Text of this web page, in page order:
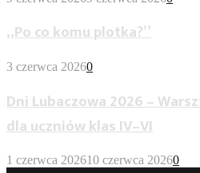
„Po co komu plotka?”
3 czerwca 20260
Dni Lubaczowa 2026 –
dla uczniów klas IV–VI
1 czerwca 202610 czerwca 20260